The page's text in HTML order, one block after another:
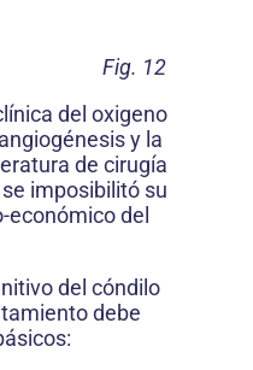
Fig. 12
del oxigeno
y la
de cirugía
imposibilitó su
económico del
del cóndilo
debe